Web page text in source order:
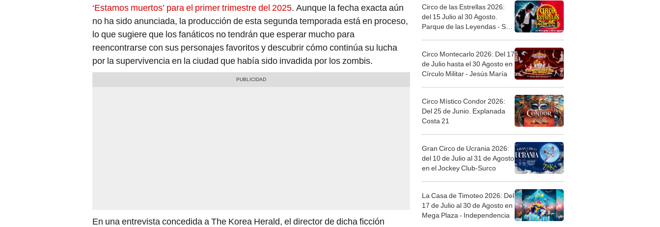
‘Estamos muertos’ para el primer trimestre del 2025. Aunque la fecha exacta aún
no ha sido anunciada, la producción de esta segunda temporada está en proceso,
lo que sugiere que los fanáticos no tendrán que esperar mucho para
reencontrarse con sus personajes favoritos y descubrir cómo continúa su lucha
por la supervivencia en la ciudad que había sido invadida por los zombis.
En una entrevista concedida a The Korea Herald, el director de dicha ficción
Circo de las Estrellas 2026:
del 15 Julio al 30 Agosto.
Parque de las Leyendas - San
Circo Montecarlo 2026: Del 17
de Julio hasta el 30 Agosto en
Círculo Militar - Jesús María
Circo Místico Condor 2026:
Del 25 de Junio. Explanada
Costa 21
Gran Circo de Ucrania 2026:
del 10 de Julio al 31 de Agosto
en el Jockey Club-Surco
La Casa de Timoteo 2026: Del
17 de Julio al 30 de Agosto en
Mega Plaza - Independencia